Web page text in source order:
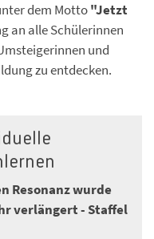
dem Motto"Jetzt
an alle Schülerinnen
und
zu entdecken.
Resonanz wurde
verlängert - Staffel